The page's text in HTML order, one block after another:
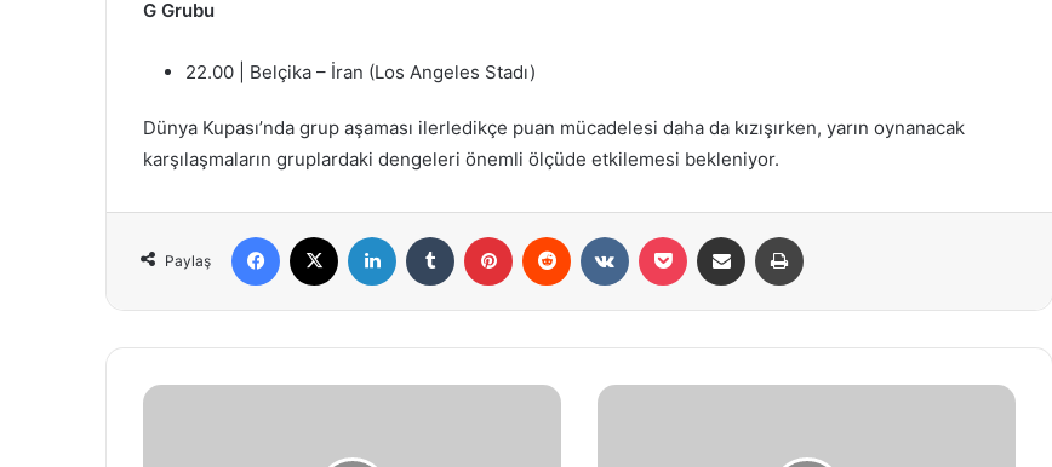
G Grubu
22.00 | Belçika – İran (Los Angeles Stadı)
Dünya Kupası’nda grup aşaması ilerledikçe puan mücadelesi daha da kızışırken, yarın oynanacak
karşılaşmaların gruplardaki dengeleri önemli ölçüde etkilemesi bekleniyor.
Paylaş
Facebook LinkedIn Tumblr Pinterest Reddit VKontaktePocket E-Posta ile paylaş
Ticaret
Isparta’da